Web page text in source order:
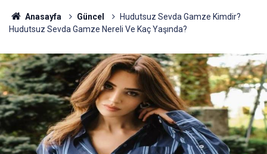
Anasayfa Güncel
Hudutsuz Sevda Gamze Kimdir?
Hudutsuz Sevda Gamze Nereli Ve Kaç Yaşında?